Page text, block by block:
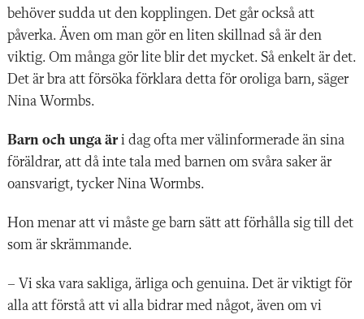
behöver sudda ut den kopplingen. Det går också att
påverka. Även om man gör en liten skillnad så är den
viktig. Om många gör lite blir det mycket. Så enkelt är det.
Det är bra att försöka förklara detta för oroliga barn, säger
Nina Wormbs.
Barn och unga är i dag ofta mer välinformerade än sina
föräldrar, att då inte tala med barnen om svåra saker är
oansvarigt, tycker Nina Wormbs.
Hon menar att vi måste ge barn sätt att förhålla sig till det
som är skrämmande.
– Vi ska vara sakliga, ärliga och genuina. Det är viktigt för
alla att förstå att vi alla bidrar med något, även om vi